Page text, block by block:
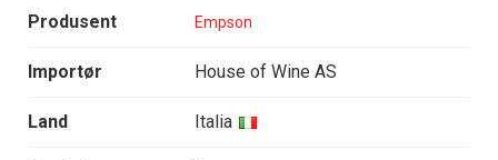
Produsent Empson
Importør House of Wine AS
Land Italia